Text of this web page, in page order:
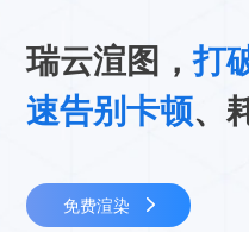
瑞云渲图，打
速告别卡顿、
免费渲染